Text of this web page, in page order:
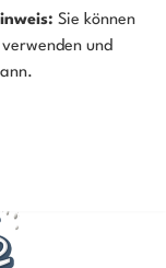
Sie können
und